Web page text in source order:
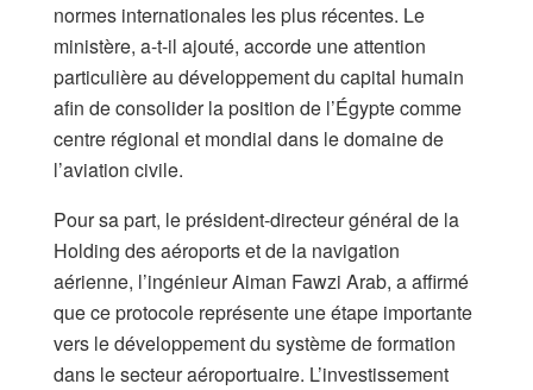
normes internationales les plus récentes. Le
ministère, a-t-il ajouté, accorde une attention
particulière au développement du capital humain
afin de consolider la position de l’Égypte comme
centre régional et mondial dans le domaine de
l’aviation civile.
Pour sa part, le président-directeur général de la
Holding des aéroports et de la navigation
aérienne, l’ingénieur Aiman Fawzi Arab, a affirmé
que ce protocole représente une étape importante
vers le développement du système de formation
dans le secteur aéroportuaire. L’investissement